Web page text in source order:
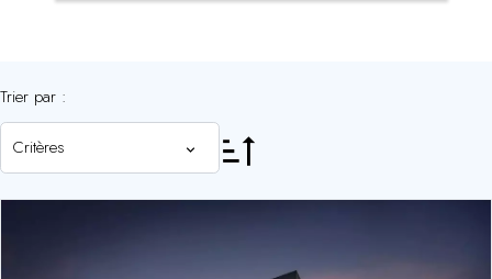
Trier par :
Critères